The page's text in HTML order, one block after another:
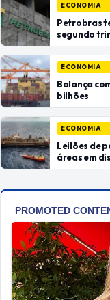
ECONOMIA
Petrobras
segundo
ECONOMIA
Balança
bilhões
ECONOMIA
Leilões de
áreas em